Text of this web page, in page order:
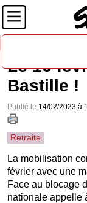
Le 16
Bastille !
Publié le 14/02/2023 à
Retraite
La mobilisation
février avec une
Face au blocage
nationale appelle